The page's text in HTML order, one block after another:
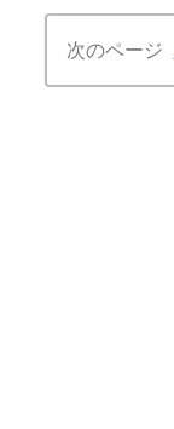
次のページ